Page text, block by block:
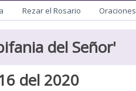
Rezar el Rosario Oraciones
del Señor'
del 2020